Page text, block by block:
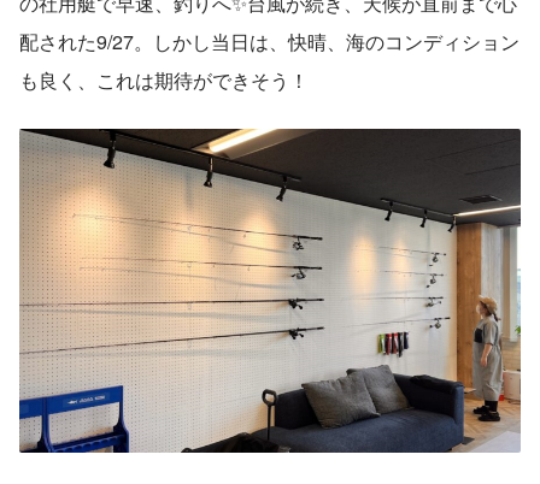
配された9/27。しかし当日は、快晴、海のコンディション
も良く、これは期待ができそう！